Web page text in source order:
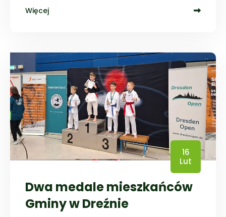
Więcej
16
Lut
Dwa medale mieszkańców
Gminy w Dreźnie